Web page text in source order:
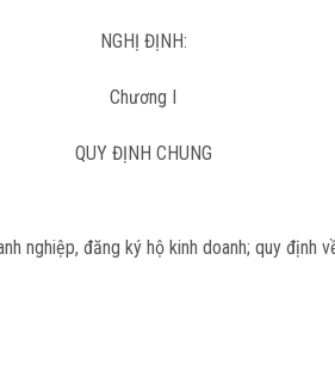
NGHỊ ĐỊNH:
Chương I
QUY ĐỊNH CHUNG
nghiệp, đăng ký hộ kinh doanh; quy định